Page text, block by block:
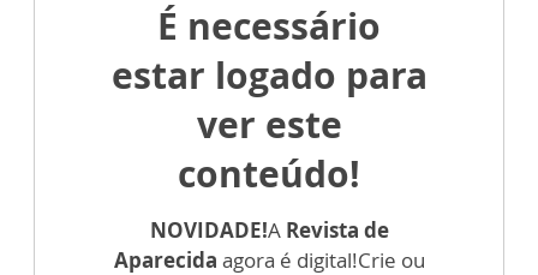
É necessário
estar logado para
ver este
conteúdo!
NOVIDADE!A Revista de
Aparecida agora é digital!Crie ou